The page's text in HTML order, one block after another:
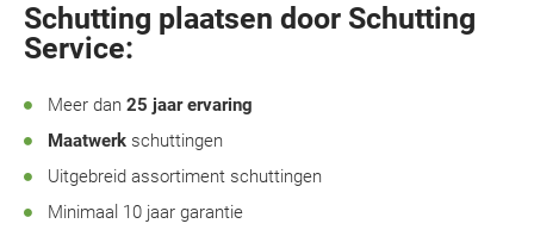
Schutting plaatsen door Schutting
Service:
Meer dan 25 jaar ervaring
Maatwerk schuttingen
Uitgebreid assortiment schuttingen
Minimaal 10 jaar garantie